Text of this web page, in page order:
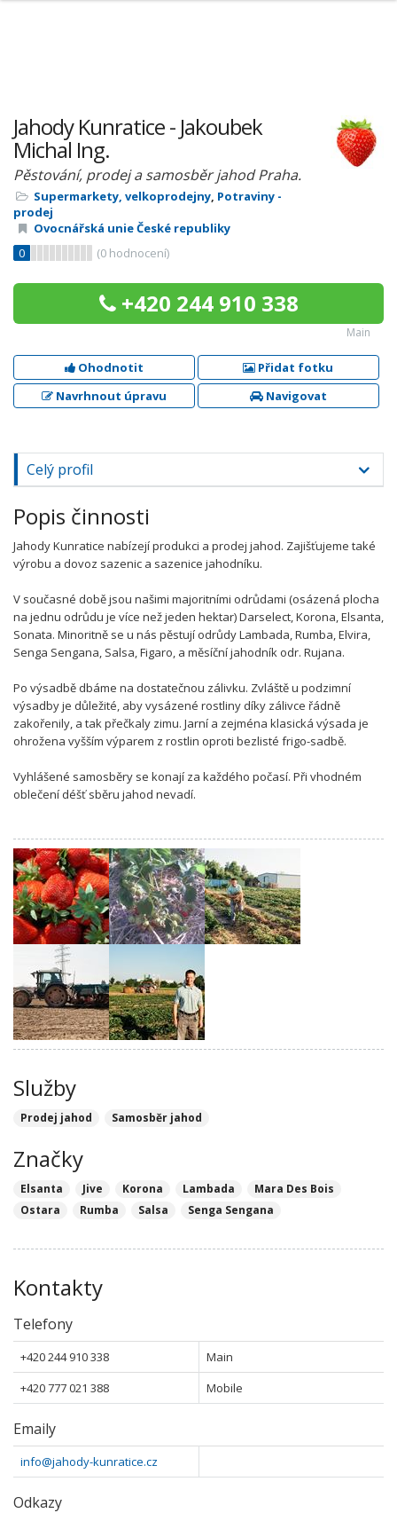
Jahody Kunratice - Jakoubek
Michal Ing.
Pěstování, prodej a samosběr jahod Praha.
Supermarkety, velkoprodejny, Potraviny -
prodej
Ovocnářská unie České republiky
0
(0 hodnocení)
+420 244 910 338
Main
Ohodnotit
Přidat fotku
Navrhnout úpravu
Navigovat
Celý profil
Popis činnosti
Jahody Kunratice nabízejí produkci a prodej jahod. Zajišťujeme také
výrobu a dovoz sazenic a sazenice jahodníku.
V současné době jsou našimi majoritními odrůdami (osázená plocha
na jednu odrůdu je více než jeden hektar) Darselect, Korona, Elsanta,
Sonata. Minoritně se u nás pěstují odrůdy Lambada, Rumba, Elvira,
Senga Sengana, Salsa, Figaro, a měsíční jahodník odr. Rujana.
Po výsadbě dbáme na dostatečnou zálivku. Zvláště u podzimní
výsadby je důležité, aby vysázené rostliny díky zálivce řádně
zakořenily, a tak přečkaly zimu. Jarní a zejména klasická výsada je
ohrožena vyšším výparem z rostlin oproti bezlisté frigo-sadbě.
Vyhlášené samosběry se konají za každého počasí. Při vhodném
oblečení déšť sběru jahod nevadí.
Služby
Prodej jahod Samosběr jahod
Značky
Elsanta Jive Korona Lambada
Mara Des Bois
Ostara
Rumba Salsa Senga Sengana
Kontakty
Telefony
+420 244 910 338
Main
+420 777 021 388
Mobile
Emaily
info@jahody-kunratice.cz
Odkazy